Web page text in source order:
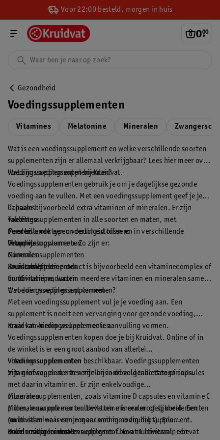
Voor 22:00 besteld, morgen in huis
0.
00
Gezondheid
Voedingssupplementen
Vitamines Melatonine Mineralen
Wat is een voedingssupplement en welke verschillende soorten
supplementen zijn er allemaal verkrijgbaar? Lees hier meer over
voedingssupplementen bij Kruidvat.
Wat zijn voedingssupplementen?
Voedingssupplementen gebruik je om je dagelijkse gezonde
voeding aan te vullen. Met een voedingssupplement geef je je
lichaam bijvoorbeeld extra vitaminen of mineralen. Er zijn
voedingssupplementen in alle soorten en maten, met
verschillende typen voedingsstoffen en in verschillende
verschijningsvormen. Zo zijn er:
Capsules
Tabletten
Poeders
Druppels
Gummies
Bruistabletten
Maar er is ook een onderscheid tussen:
Vitaminesupplementen
Mineralensupplementen
Kruidensupplementen
Combinatieproducten
Zo'n combinatieproduct is bijvoorbeeld een vitaminecomplex of
multivitamine, waarin meerdere vitaminen en mineralen samen
1 voedingssupplement vormen.
Wat doen voedingssupplementen?
Met een voedingssupplement vul je je voeding aan. Een
supplement is nooit een vervanging voor gezonde voeding,
maar kan hierop wel een mooie aanvulling vormen.
Kruidvat voedingssupplementen
Voedingssupplementen kopen doe je bij Kruidvat. Online of in
de winkel is er een groot aanbod van allerlei
voedingssupplementen beschikbaar. Voedingssupplementen
zijn grofweg onder te verdelen in de volgende categorieën.
Vitaminesupplementen
Vitaminesupplementen zijn bijvoorbeeld tabletten of capsules
met daarin vitaminen. Er zijn enkelvoudige
vitaminesupplementen, zoals vitamine D capsules en vitamine C
pillen, maar ook een multivitamine is een mogelijkheid. Een
multivitamine is een zogenaamd meervoudig supplement.
Daarin zit meer dan 1 voedingsstof. Een multivitamine bevat
Mineralen
Mineralensupplementen bevatten mineralen of spoorelementen
(mineralen waarvan je maar weinig nodig hebt). Een
enkelvoudig mineralensupplement bevat 1 mineraal, een
Kruidensupplementen